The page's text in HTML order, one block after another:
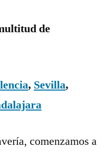
de
, Sevilla,
comenzamos a